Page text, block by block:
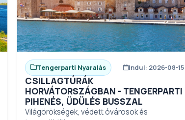
Tengerparti Nyaralás Indul: 2026-08-15
CSILLAGTÚRÁK
HORVÁTORSZÁGBAN - TENGERPARTI
PIHENÉS, ÜDÜLÉS BUSSZAL
Világörökségek, védett óvárosok és